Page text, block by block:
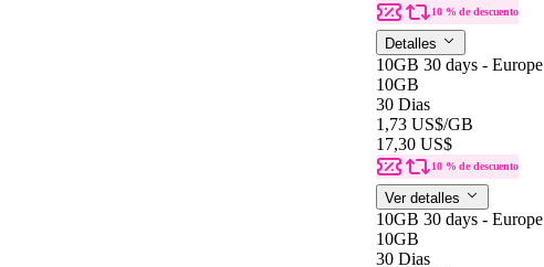
10 % de descuento
Detalles
10GB 30 days - Europe
10GB
30 Dias
1,73 US$/GB
17,30 US$
10 % de descuento
Ver detalles
10GB 30 days - Europe
10GB
30 Dias